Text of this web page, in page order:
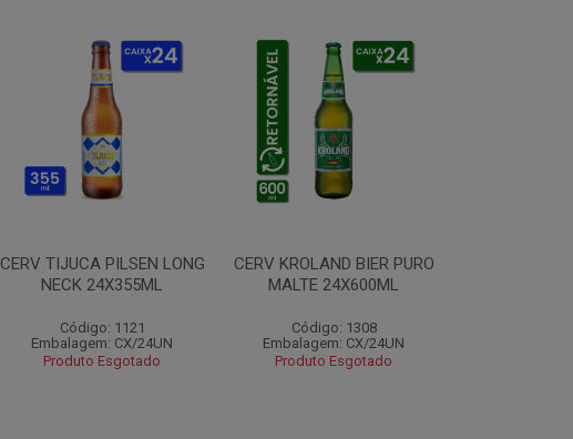
CERV TIJUCA PILSEN LONG
NECK 24X355ML
Código: 1121
Embalagem: CX/24UN
Produto Esgotado
CERV KROLAND BIER PURO
MALTE 24X600ML
Código: 1308
Embalagem: CX/24UN
Produto Esgotado